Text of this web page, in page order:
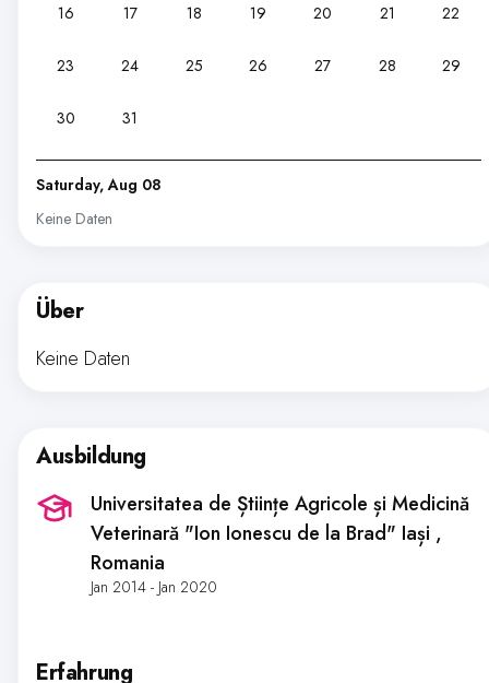
16 17 18 19 20 21 22
23 24 25 26 27 28 29
30 31
Saturday, Aug 08
Keine Daten
Über
Keine Daten
Ausbildung
Universitatea de Științe Agricole și Medicină
Veterinară "Ion Ionescu de la Brad" Iași ,
Romania
Jan 2014 - Jan 2020
Erfahrung